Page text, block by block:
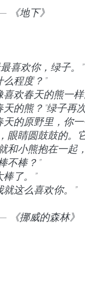
《地下》
最喜欢你，绿子。”
么程度？”
喜欢春天的熊一样
天的熊？”绿子再
眼睛圆鼓鼓的。
和小熊抱在一起
不棒？”
棒了。”
就这么喜欢你。”
《挪威的森林》